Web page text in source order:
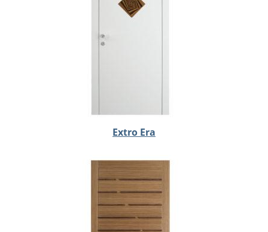
Extro Era